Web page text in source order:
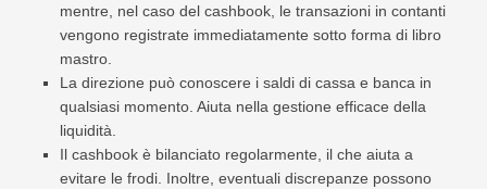
mentre, nel caso del cashbook, le transazioni in contanti
vengono registrate immediatamente sotto forma di libro
mastro.
La direzione può conoscere i saldi di cassa e banca in
qualsiasi momento. Aiuta nella gestione efficace della
liquidità.
Il cashbook è bilanciato regolarmente, il che aiuta a
evitare le frodi. Inoltre, eventuali discrepanze possono